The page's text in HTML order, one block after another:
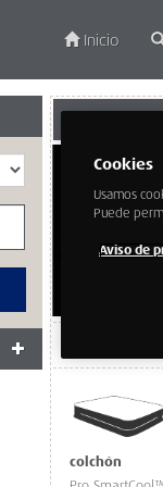
Inicio
colchón
Cookies
Usamos
Puede
Aviso de